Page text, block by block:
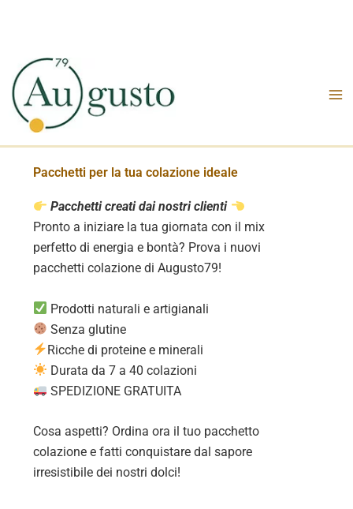
Pacchetti per la tua colazione ideale
Pacchetti creati dai nostri clienti
Pronto a iniziare la tua giornata con il mix
perfetto di energia e bontà? Prova i nuovi
pacchetti colazione di Augusto79!
Prodotti naturali e artigianali
Senza glutine
Ricche di proteine e minerali
Durata da 7 a 40 colazioni
SPEDIZIONE GRATUITA
Cosa aspetti? Ordina ora il tuo pacchetto
colazione e fatti conquistare dal sapore
irresistibile dei nostri dolci!